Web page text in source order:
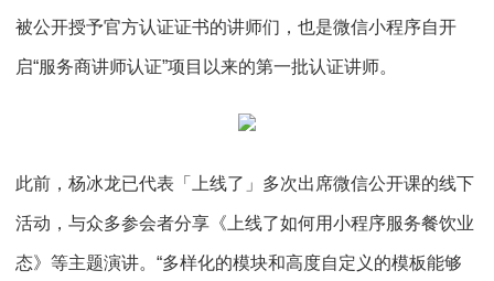
被公开授予官方认证证书的讲师们，也是微信小程序自开
启“服务商讲师认证”项目以来的第一批认证讲师。
此前，杨冰龙已代表「上线了」多次出席微信公开课的线下
活动，与众多参会者分享《上线了如何用小程序服务餐饮业
态》等主题演讲。“多样化的模块和高度自定义的模板能够